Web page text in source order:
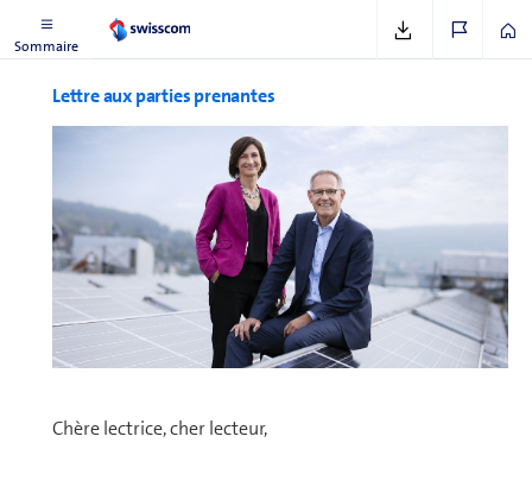
Sommaire
Lettre aux parties prenantes
Chère lectrice, cher lecteur,